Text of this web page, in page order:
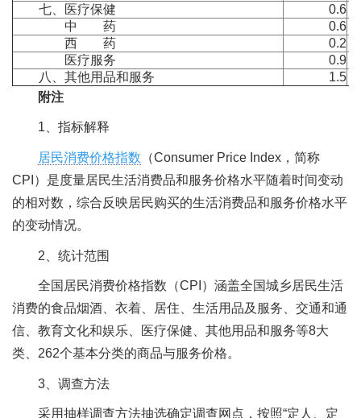
七、医疗保健
0.6
中 药
0.6
西 药
0.2
医疗服务
0.9
八、其他用品和服务
1.5
附注
1、指标解释
居民消费价格指数 （Consumer Price Index，简称
CPI）是度量居民生活消费品和服务价格水平随着时间变动
的相对数，综合反映居民购买的生活消费品和服务价格水平
的变动情况。
2、统计范围
全国居民消费价格指数（CPI）涵盖全国城乡居民生活
消费的食品烟酒、衣着、居住、生活用品及服务、交通和通
信、教育文化和娱乐、医疗保健、其他用品和服务等8大
类、262个基本分类的商品与服务价格。
3、调查方法
采用抽样调查方法抽选确定调查网点，按照“定人、定